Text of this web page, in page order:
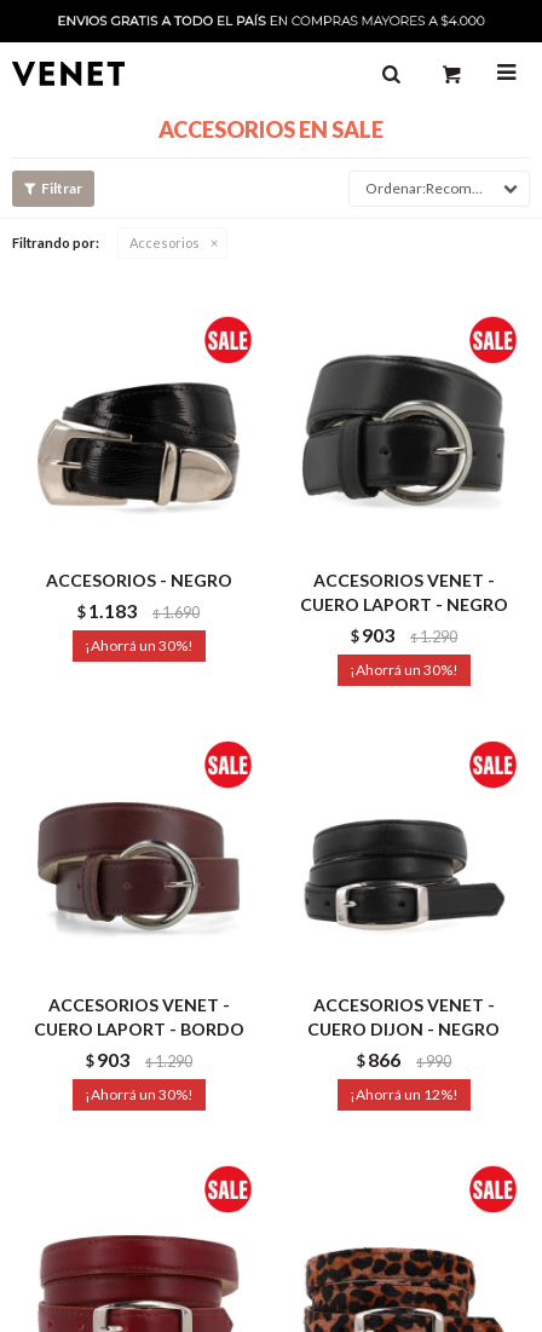

ACCESORIOS EN SALE
Recomendado
Filtrando por: Accesorios
ACCESORIOS - NEGRO
$1.183 $1.690
30
ACCESORIOS VENET -
CUERO LAPORT - NEGRO
$ 903 $1.290
30
ACCESORIOS VENET -
CUERO LAPORT - BORDO
$ 903 $1.290
30
ACCESORIOS VENET -
CUERO DIJON - NEGRO
$ 866 $990
12